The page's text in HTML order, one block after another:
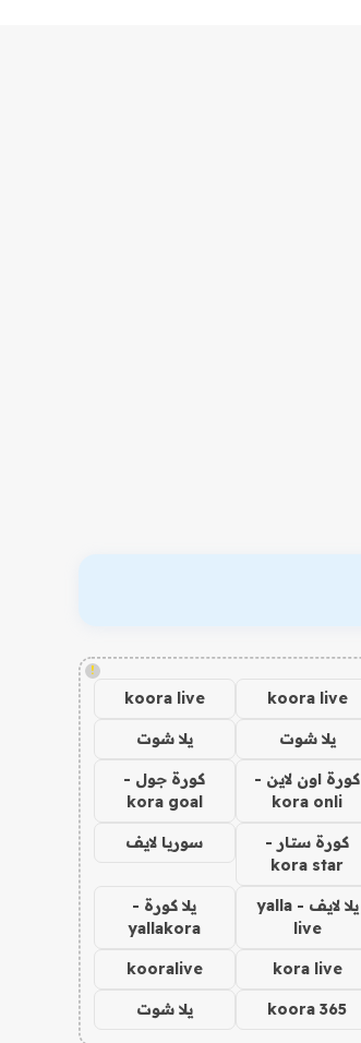
!
koora live
koora live
يلا شوت يلا شوت
كورة اون لاين -
kora onli
كورة جول -
kora goal
كورة ستار -
kora star
سوريا لايف
يلا لايف - yalla
live
يلا كورة -
yallakora
kora live
kooralive
koora 365 يلا شوت